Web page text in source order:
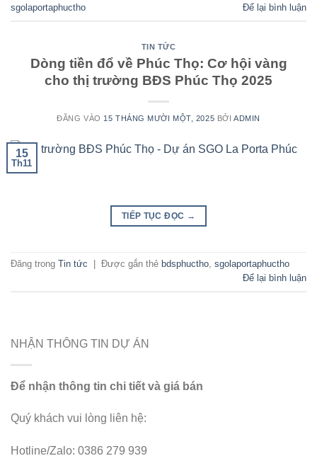
sgolaportaphuctho
Để lại bình luận
TIN TỨC
Dòng tiền đổ về Phúc Thọ: Cơ hội vàng
cho thị trường BĐS Phúc Thọ 2025
ĐĂNG VÀO 15 THÁNG MƯỜI MỘT, 2025 BỞI ADMIN
15
Th11
TIẾP TỤC ĐỌC →
Đăng trong Tin tức Được gắn thẻ bdsphuctho sgolaportaphuctho
Để lại bình luận
NHẬN THÔNG TIN DỰ ÁN
Để nhận thông tin chi tiết và giá bán
Quý khách vui lòng liên hệ:
Hotline/Zalo: 0386 279 939